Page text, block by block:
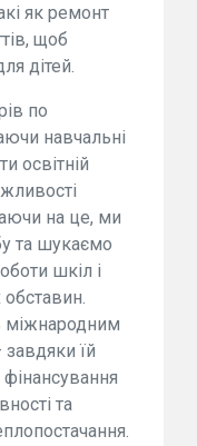
як ремонт
щоб
дітей.
по
навчальні
освітній
на це, ми
та шукаємо
шкіл і
міжнародним
завдяки їй
та